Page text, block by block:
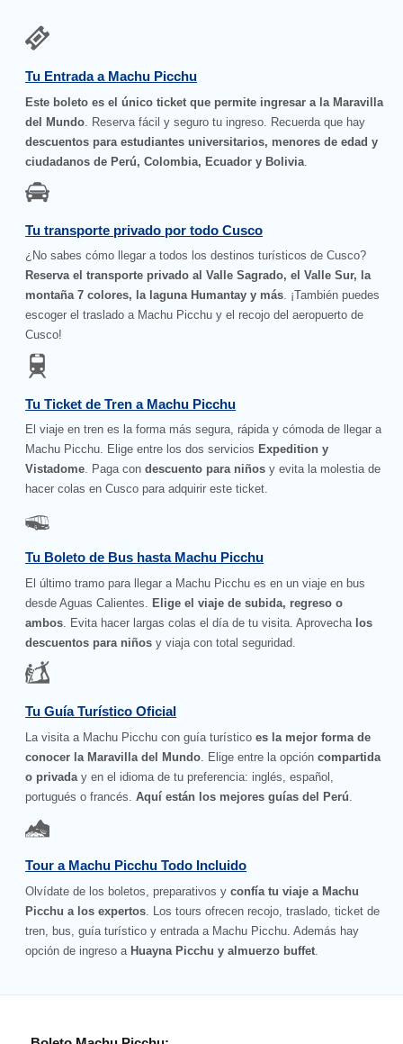
Tu Entrada a Machu Picchu
Este boleto es el único ticket que permite ingresar a la Maravilla
del Mundo . Reserva fácil y seguro tu ingreso. Recuerda que hay
descuentos para estudiantes universitarios, menores de edad y
ciudadanos de Perú, Colombia, Ecuador y Bolivia
Tu transporte privado por todo Cusco
¿No sabes cómo llegar a todos los destinos turísticos de Cusco?
Reserva el transporte privado al Valle Sagrado, el Valle Sur, la
montaña 7 colores, la laguna Humantay y más. ¡También puedes
escoger el traslado a Machu Picchu y el recojo del aeropuerto de
Cusco!
Tu Ticket de Tren a Machu Picchu
El viaje en tren es la forma más segura, rápida y cómoda de llegar a
Machu Picchu. Elige entre los dos servicios Expedition y
Vistadome. Paga condescuento para niños y evita la molestia de
hacer colas en Cusco para adquirir este ticket.
Tu Boleto de Bus hasta Machu Picchu
El último tramo para llegar a Machu Picchu es en un viaje en bus
desde Aguas Calientes.
Elige el viaje de subida, regreso o
ambos . Evita hacer largas colas el día de tu visita. Aprovecha los
descuentos para niños y viaja con total seguridad.
Tu Guía Turístico Oficial
La visita a Machu Picchu con guía turístico es la mejor forma de
conocer la Maravilla del Mundo . Elige entre la opcióncompartida
o privada y en el idioma de tu preferencia: inglés, español,
portugués o francés.Aquí están los mejores guías del Perú
Tour a Machu Picchu Todo Incluido
Olvídate de los boletos, preparativos yconfía tu viaje a Machu
Picchu a los expertos . Los tours ofrecen recojo, traslado, ticket de
tren, bus, guía turístico y entrada a Machu Picchu. Además hay
opción de ingreso a Huayna Picchu y almuerzo buffet